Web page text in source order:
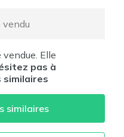
vendu
Elle
pas à
similaires
similaires